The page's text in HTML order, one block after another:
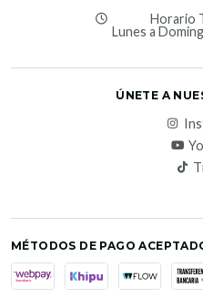
Horario
Lunes a
ÚNETE A
MÉTODOS DE PAGO